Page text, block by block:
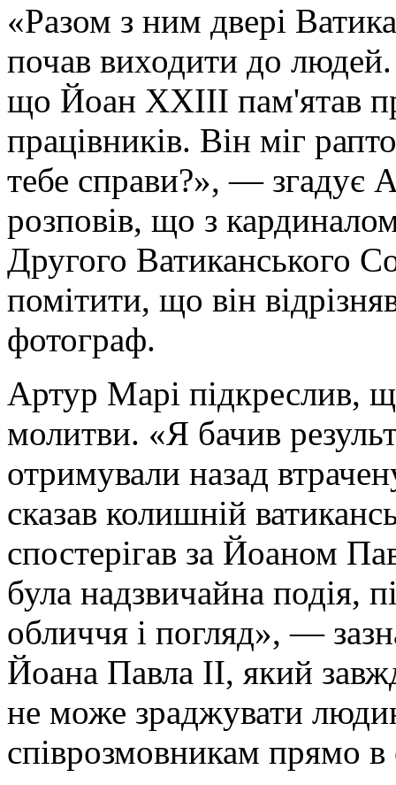
«Разом з ним двері
почав виходити до
що Йоан XXIII пам'ятав
працівників. Він міг
тебе справи?», — згадує
розповів, що з
Другого Ватиканського
помітити, що він
фотограф.
Артур Марі
молитви. «Я бачив
отримували назад
сказав колишній
спостерігав за Йоаном
була надзвичайна подія,
обличчя і погляд», —
Йоана Павла II, який
не може зраджувати
співрозмовникам прямо в